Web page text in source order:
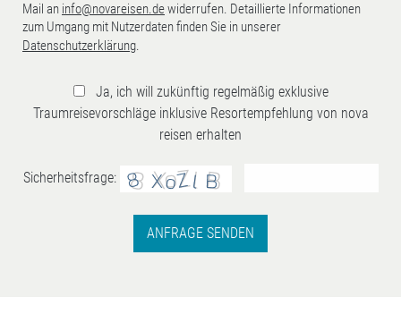
Mail an info@novareisen.dewiderrufen. Detaillierte Informationen
zum Umgang mit Nutzerdaten finden Sie in unserer
Datenschutzerklärung.
Ja, ich will zukünftig regelmäßig exklusive
Traumreisevorschläge inklusive Resortempfehlung von nova
reisen erhalten
Sicherheitsfrage:
ANFRAGE SENDEN